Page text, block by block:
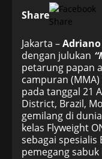
Share
Jakarta –
dengan julukan
petarung papan
campuran
pada tanggal 21
District, Brazil,
gemilang di
kelas Flyweight
sebagai spesialis
pemegang